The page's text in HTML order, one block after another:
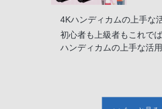
4Kハンディカムの上手な
初心者も上級者もこれで
ハンディカムの上手な活